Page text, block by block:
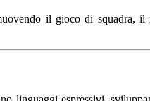
il gioco di squadra,